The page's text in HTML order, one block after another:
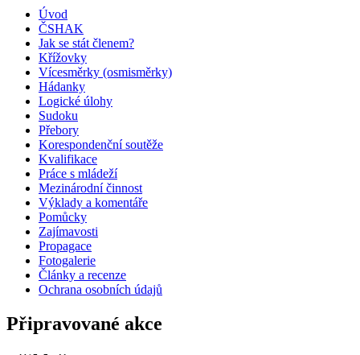
Úvod
ČSHAK
Jak se stát členem?
Křížovky
Vícesměrky (osmisměrky)
Hádanky
Logické úlohy
Sudoku
Přebory
Korespondenční soutěže
Kvalifikace
Práce s mládeží
Mezinárodní činnost
Výklady a komentáře
Pomůcky
Zajímavosti
Propagace
Fotogalerie
Články a recenze
Ochrana osobních údajů
Připravované akce